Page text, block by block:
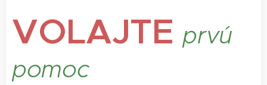
VOLAJTE prvú
pomoc